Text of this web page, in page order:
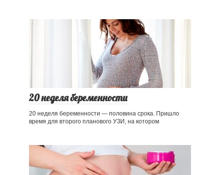
20 неделя беременности
20 неделя беременности — половина срока. Пришло
время для второго планового УЗИ, на котором